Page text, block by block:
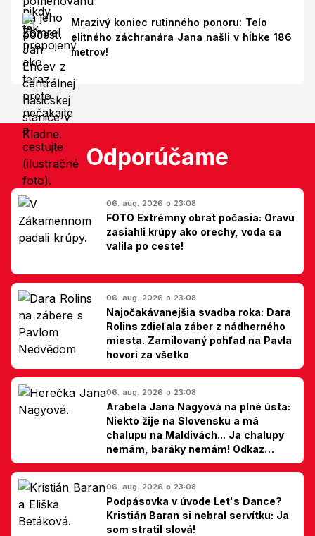
Mrazivý koniec rutinného ponoru: Telo
elitného záchranára Jana našli v hĺbke 186
metrov!
Odporúčame
06. aug. 2026 o 23:08
FOTO Extrémny obrat počasia: Oravu
zasiahli krúpy ako orechy, voda sa
valila po ceste!
06. aug. 2026 o 23:08
Najočakávanejšia svadba roka: Dara
Rolins zdieľala záber z nádherného
miesta. Zamilovaný pohľad na Pavla
hovorí za všetko
06. aug. 2026 o 23:08
Arabela Jana Nagyová na plné ústa:
Niekto žije na Slovensku a má
chalupu na Maldivách... Ja chalupy
nemám, baráky nemám! Odkaz
Slovákom
06. aug. 2026 o 23:08
Podpásovka v úvode Let's Dance?
Kristián Baran si nebral servítku: Ja
som stratil slová!